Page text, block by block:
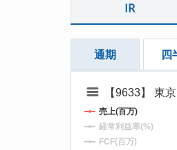
IR
通期 四
【9633】 東
売上(百万)
経常利益率(%)
FCF(百万)